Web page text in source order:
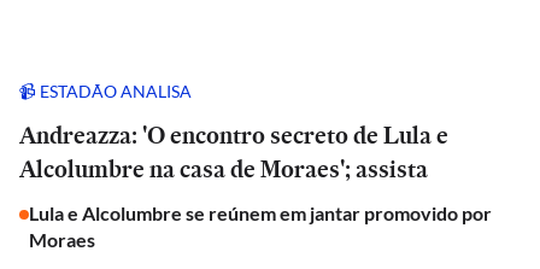
📹 ESTADÃO ANALISA
Andreazza: 'O encontro secreto de Lula e
Alcolumbre na casa de Moraes'; assista
Lula e Alcolumbre se reúnem em jantar promovido por
Moraes